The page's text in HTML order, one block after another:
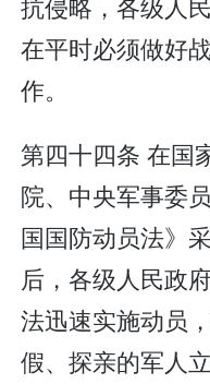
在平时必须做好
作。
第四十四条 在国
院、中央军事委
国国防动员法》
后，各级人民政
法迅速实施动员
假、探亲的军人